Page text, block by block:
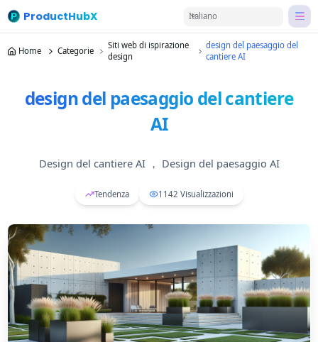
ProductHubX Italiano
Home Categorie
Siti web di ispirazione
design
design del paesaggio del
cantiere AI
design del paesaggio del cantiere
AI
Design del cantiere AI ， Design del paesaggio AI
Tendenza 1142 Visualizzazioni